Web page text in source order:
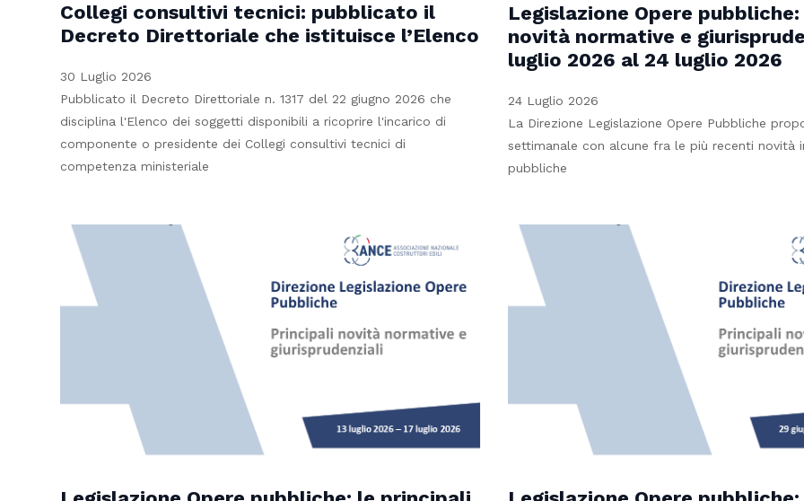
Collegi consultivi tecnici: pubblicato il
Decreto Direttoriale che istituisce l’Elenco
30 Luglio 2026
Pubblicato il Decreto Direttoriale n. 1317 del 22 giugno 2026 che
disciplina l'Elenco dei soggetti disponibili a ricoprire l'incarico di
componente o presidente dei Collegi consultivi tecnici di
competenza ministeriale
Legislazione Opere
novità normative e
luglio 2026 al 24 luglio 2026
24 Luglio 2026
La Direzione Legislazione Opere Pubbliche
settimanale con alcune fra le più recenti novità
pubbliche